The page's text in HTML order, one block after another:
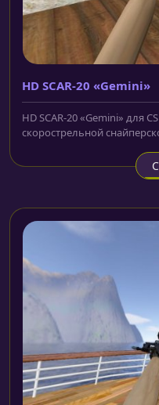
HD SCAR-20 «Gemini»
HD SCAR-20 «Gemini» для
скорострельной